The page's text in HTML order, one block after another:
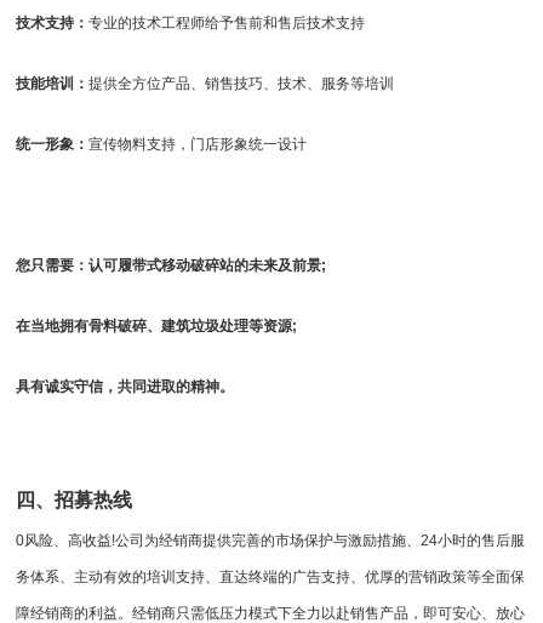
技术支持：专业的技术工程师给予售前和售后技术支持
技能培训：提供全方位产品、销售技巧、技术、服务等培训
统一形象：宣传物料支持，门店形象统一设计
您只需要：认可履带式移动破碎站的未来及前景;
在当地拥有骨料破碎、建筑垃圾处理等资源;
具有诚实守信，共同进取的精神。
四、招募热线
0风险、高收益!公司为经销商提供完善的市场保护与激励措施、24小时的售后服
务体系、主动有效的培训支持、直达终端的广告支持、优厚的营销政策等全面保
障经销商的利益。经销商只需低压力模式下全力以赴销售产品，即可安心、放心